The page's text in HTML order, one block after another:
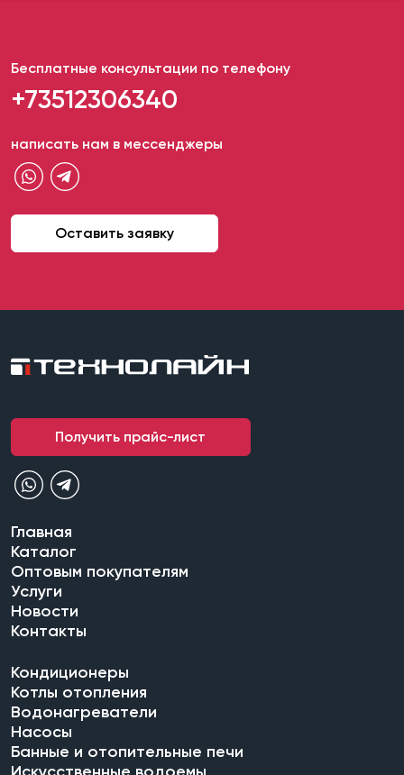
Бесплатные консультации по телефону
+73512306340
написать нам в мессенджеры
Оставить заявку
Получить прайс-лист
Главная
Каталог
Оптовым покупателям
Услуги
Новости
Контакты
Кондиционеры
Котлы отопления
Водонагреватели
Насосы
Банные и отопительные печи